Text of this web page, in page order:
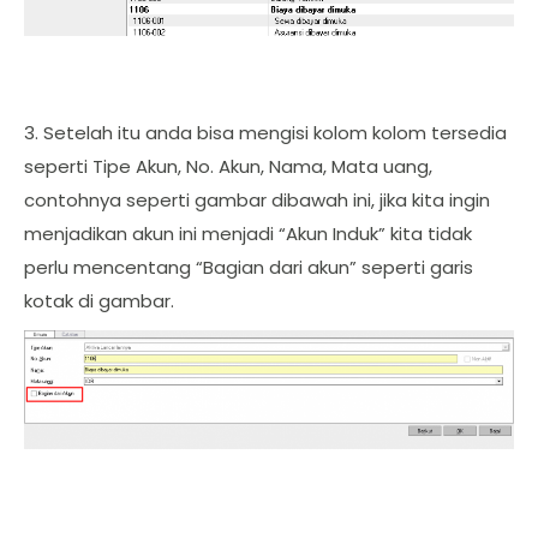
3. Setelah itu anda bisa mengisi kolom kolom tersedia
seperti Tipe Akun, No. Akun, Nama, Mata uang,
contohnya seperti gambar dibawah ini, jika kita ingin
menjadikan akun ini menjadi “Akun Induk” kita tidak
perlu mencentang “Bagian dari akun” seperti garis
kotak di gambar.